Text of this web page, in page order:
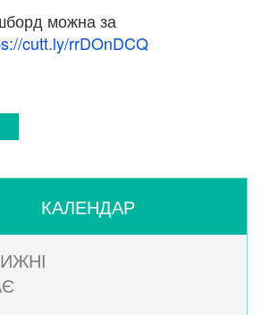
можна за
cutt.ly/rrDOnDCQ
КАЛЕНДАР